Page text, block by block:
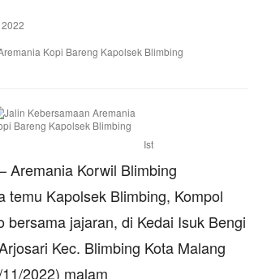
Ist
Aremania Korwil Blimbing
temu Kapolsek Blimbing, Kompol
bersama jajaran, di Kedai Isuk Bengi
Kec. Blimbing Kota Malang
2022) malam